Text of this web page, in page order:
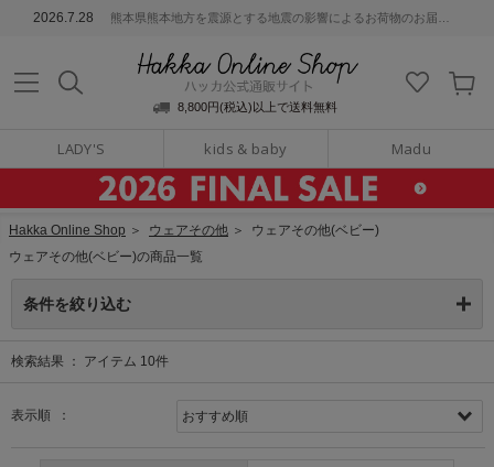
2026.7.28 熊本県熊本地方を震源とする地震の影響によるお荷物のお届けについて
8,800円(税込)以上で送料無料
LADY'S kids & baby Madu
通販サイト
Hakka Online Shop ＞ ウェアその他 ＞ ウェアその他(ベビー)
ウェアその他(ベビー)の商品一覧
条件を絞り込む
検索結果 ： アイテム 10件
表示順 ：